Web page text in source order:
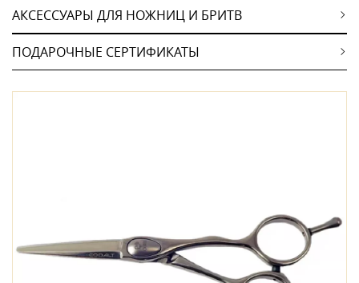
АКСЕССУАРЫ ДЛЯ НОЖНИЦ И БРИТВ
ПОДАРОЧНЫЕ СЕРТИФИКАТЫ